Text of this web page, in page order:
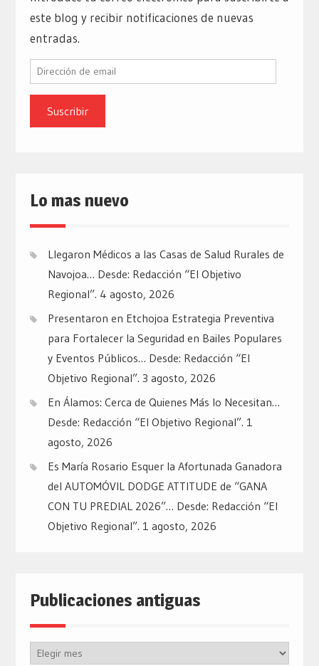
este blog y recibir notificaciones de nuevas
entradas.
Dirección
email
Lo mas nuevo
Llegaron Médicos a las Casas de Salud Rurales de
Navojoa… Desde: Redacción “El Objetivo
Regional”. 4 agosto, 2026
Presentaron en Etchojoa Estrategia Preventiva
para Fortalecer la Seguridad en Bailes Populares
y Eventos Públicos… Desde: Redacción “El
Objetivo Regional”. 3 agosto, 2026
En Álamos: Cerca de Quienes Más lo Necesitan…
Desde: Redacción “El Objetivo Regional”. 1
agosto, 2026
Es María Rosario Esquer la Afortunada Ganadora
del AUTOMÓVIL DODGE ATTITUDE de “GANA
CON TU PREDIAL 2026”… Desde: Redacción “El
Objetivo Regional”. 1 agosto, 2026
Publicaciones antiguas
Publicaciones